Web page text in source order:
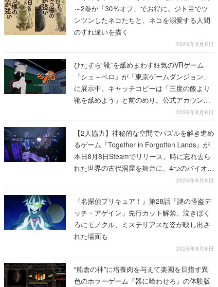
～2巻が「30％オフ」でお得に。ジト目でツ
ンツンしたネコたちと、ネコを溺愛する人間
のすれ違いを描く
2026年8月8日
ひたすら“靴”を舐めまわす狂気のVRゲーム
『シュ～ペロ』が「東京ゲームダンジョン」
に展示中。キャッチコピーは「三度の飯より
靴を舐めよう」と前のめり。公式アカウント
も開設され、2026年リリースに向けて開発中
2026年8月8日
【2人協力】神秘的な空間でパズルを解き進め
るゲーム『Together in Forgotten Lands』が
本日8月8日Steamでリリース。時に忘れ去ら
れた世界の古代洞窟を舞台に、4つのバイオー
2026年8月8日
『名探偵プリキュア！』第28話「謎の怪盗デ
ッチ・アゲイン」先行カット解禁。泣きぼく
ろにモノクル、ミステリアスな姿が映し出さ
れた場面も
2026年8月8日
“船倉の神”に培養肉を与えて楽園を目指す異
色のホラーゲーム『器に喰わせろ』の体験版